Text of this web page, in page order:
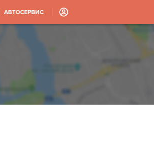
АВТОСЕРВИС